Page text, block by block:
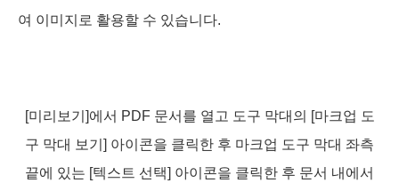
여 이미지로 활용할 수 있습니다.
[미리보기]에서 PDF 문서를 열고 도구 막대의 [마크업 도
구 막대 보기] 아이콘을 클릭한 후 마크업 도구 막대 좌측
끝에 있는 [텍스트 선택] 아이콘을 클릭한 후 문서 내에서